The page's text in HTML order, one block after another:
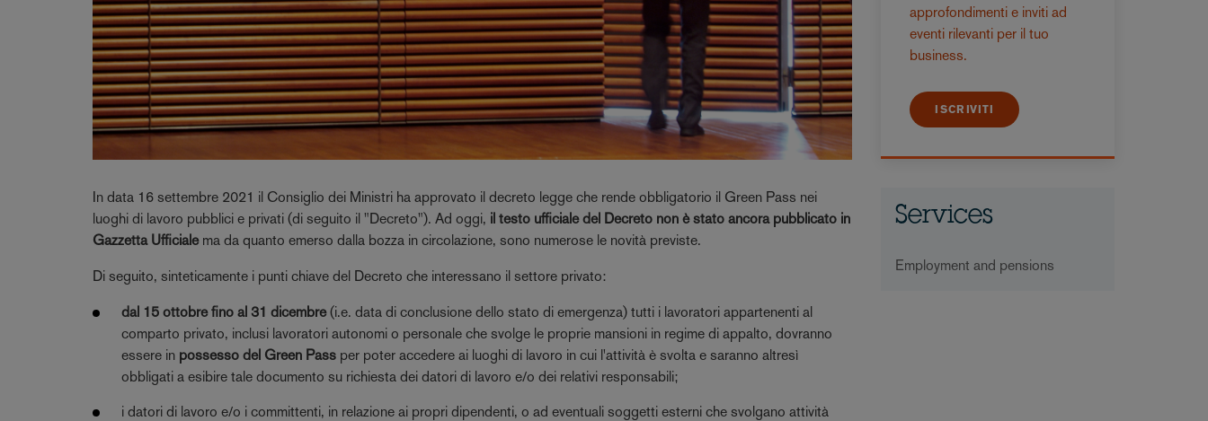
In data 16 settembre 2021 il Consiglio dei Ministri ha approvato il decreto legge che rende obbligatorio il Green Pass nei
luoghi di lavoro pubblici e privati (di seguito il "Decreto"). Ad oggi, il testo ufficiale del Decreto non è stato ancora pubblicato in
Gazzetta Ufficialema da quanto emerso dalla bozza in circolazione, sono numerose le novità previste.
Di seguito, sinteticamente i punti chiave del Decreto che interessano il settore privato:
dal 15 ottobre fino al 31 dicembre(i.e. data di conclusione dello stato di emergenza) tutti i lavoratori appartenenti al
comparto privato, inclusi lavoratori autonomi o personale che svolge le proprie mansioni in regime di appalto, dovranno
essere in possesso del Green Pass per poter accedere ai luoghi di lavoro in cui l'attività è svolta e saranno altresì
obbligati a esibire tale documento su richiesta dei datori di lavoro e/o dei relativi responsabili;
i datori di lavoro e/o i committenti, in relazione ai propri dipendenti, o ad eventuali soggetti esterni che svolgano attività
approfondimenti e inviti ad
eventi rilevanti per il tuo
business.
ISCRIVITI
Services
Employment and pensions